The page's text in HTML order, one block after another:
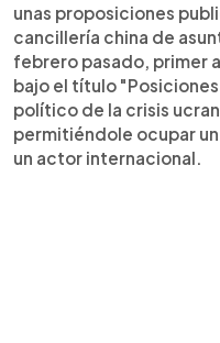
unas proposiciones
cancillería china de
febrero pasado, primer
bajo el título
político de la crisis
permitiéndole ocupar
un actor internacional.